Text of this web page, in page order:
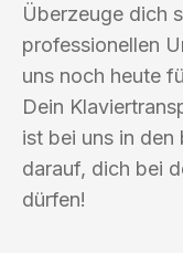
Überzeuge dich
professionellen
uns noch heute
Dein
ist bei uns in den
darauf, dich bei
dürfen!